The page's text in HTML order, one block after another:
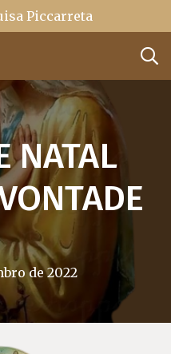
Piccarreta
NATAL
de 2022